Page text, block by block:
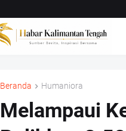
Beranda Humaniora
Melampaui